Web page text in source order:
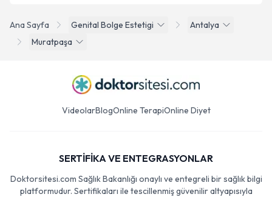
Ana Sayfa Genital Bolge Estetigi
Antalya
Muratpaşa
VideolarBlogOnline TerapiOnline Diyet
SERTİFİKA VE ENTEGRASYONLAR
Doktorsitesi.com Sağlık Bakanlığı onaylı ve entegreli bir sağlık bilgi
platformudur. Sertifikaları ile tescillenmiş güvenilir altyapısıyla